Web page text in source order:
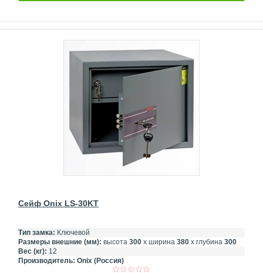
Сейф Onix LS-30KT
Тип замка: Ключевой
Размеры внешние (мм): высота 300 х ширина 380 х глубина 300
Вес (кг): 12
Производитель: Onix (Россия)